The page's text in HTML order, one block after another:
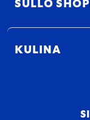
SULLO
KULINA